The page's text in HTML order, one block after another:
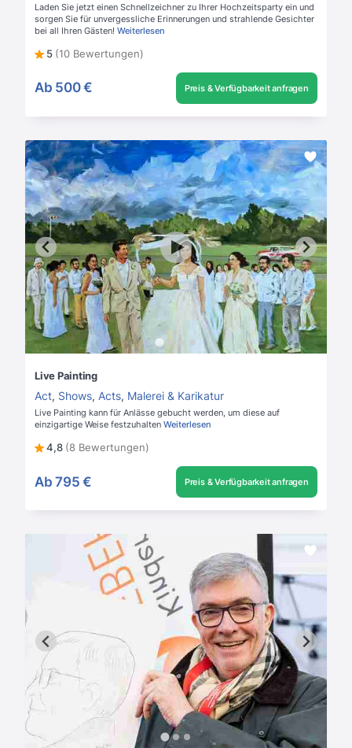
Laden Sie jetzt einen Schnellzeichner zu Ihrer Hochzeitsparty ein und
sorgen Sie für unvergessliche Erinnerungen und strahlende Gesichter
bei all Ihren Gästen! Weiterlesen
5 (10 Bewertungen)
Ab 500 € Preis & Verfügbarkeit anfragen
Live Painting
Act, Shows, Acts, Malerei & Karikatur
Live Painting kann für Anlässe gebucht werden, um diese auf
einzigartige Weise festzuhalten Weiterlesen
4,8 (8 Bewertungen)
Ab 795 € Preis & Verfügbarkeit anfragen